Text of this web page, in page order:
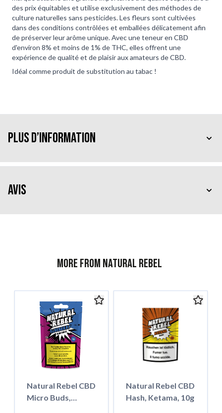
des prix équitables et utilise exclusivement des méthodes de
culture naturelles sans pesticides. Les fleurs sont cultivées
dans des conditions contrôlées et emballées délicatement afin
de préserver leur arôme unique. Avec une teneur en CBD
d'environ 8% et moins de 1% de THC, elles offrent une
expérience de qualité et de plaisir aux amateurs de CBD.
Idéal comme produit de substitution au tabac !
Plus d’information
Avis
More from Natural Rebel
Natural Rebel CBD
Micro Buds,
Natural Rebel CBD
Hash, Ketama, 10g